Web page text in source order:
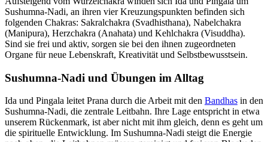
Sushumna-Nadi, an ihren vier Kreuzungspunkten befinden sich
folgenden Chakras: Sakralchakra (Svadhisthana), Nabelchakra
(Manipura), Herzchakra (Anahata) und Kehlchakra (Visuddha).
Sind sie frei und aktiv, sorgen sie bei den ihnen zugeordneten
Organe für neue Lebenskraft, Kreativität und Selbstbewusstsein.
Sushumna-Nadi und Übungen im Alltag
Ida und Pingala leitet Prana durch die Arbeit mit den Bandhas in den
Sushumna-Nadi, die zentrale Leitbahn. Ihre Lage entspricht in etwa
unserem Rückenmark, ist aber nicht mit ihm gleich, denn es geht um
die spirituelle Entwicklung. Im Sushumna-Nadi steigt die Energie